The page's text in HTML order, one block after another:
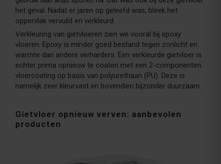
het geval. Nadat er jaren op geleefd was, bleek het
oppervlak vervuild en verkleurd.
Verkleuring van gietvloeren zien we vooral bij epoxy
vloeren. Epoxy is minder goed bestand tegen zonlicht en
warmte dan andere verharders. Een verkleurde gietvloer is
echter prima opnieuw te coaten met een 2-componenten
vloercoating op basis van polyurethaan (PU). Deze is
namelijk zeer kleurvast en bovendien bijzonder duurzaam.
Gietvloer opnieuw verven: aanbevolen
producten